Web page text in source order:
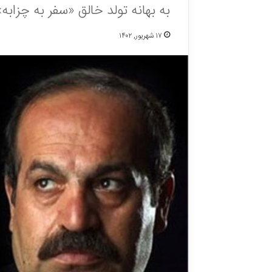
به بهانه تولد خالق «سفر به
۱۷ شهریور, ۱۴۰۲